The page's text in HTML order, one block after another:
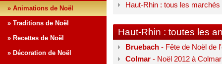
» Animations de Noël
» Traditions de Noël
» Recettes de Noël
» Décoration de Noël
Haut-Rhin : tous les marchés
Haut-Rhin : toutes les
Bruebach - Fête de Noël de
Colmar - Noël 2012 à